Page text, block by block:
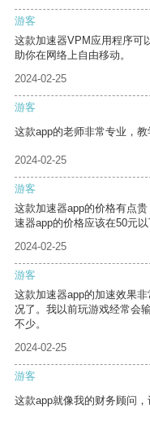
游客
这款加速器VPM应用程序可
助你在网络上自由移动。
2024-02-25
游客
这款app的老师非常专业，
2024-02-25
游客
这款加速器app的价格有点
速器app的价格应该在50元以
2024-02-25
游客
这款加速器app的加速效果
况了。我以前玩游戏经常会
不少。
2024-02-25
游客
这款app就像我的财务顾问，